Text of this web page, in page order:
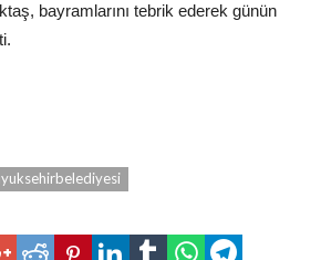
bayramlarını tebrik ederek günün